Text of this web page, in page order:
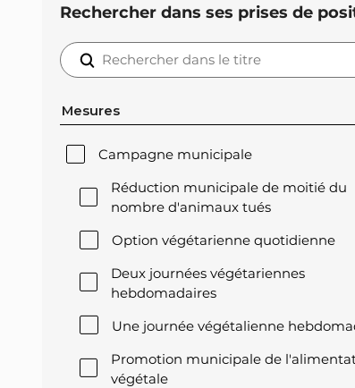
Rechercher dans ses prises de
Mesures
Campagne municipale
Réduction municipale de moitié du
nombre d'animaux tués
Option végétarienne quotidienne
Deux journées végétariennes
hebdomadaires
Une journée végétalienne
Promotion municipale de
végétale